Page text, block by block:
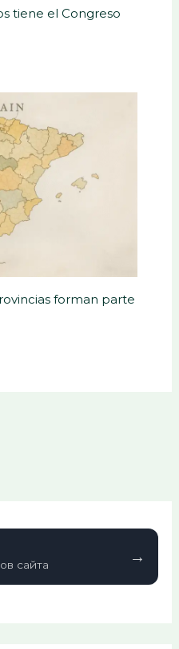
tiene el Congreso
forman parte
сайта →